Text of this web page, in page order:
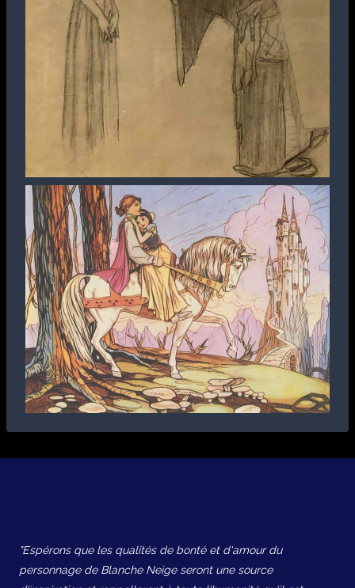
"Espérons que les qualités de bonté et d'amour du
personnage de Blanche Neige seront une source